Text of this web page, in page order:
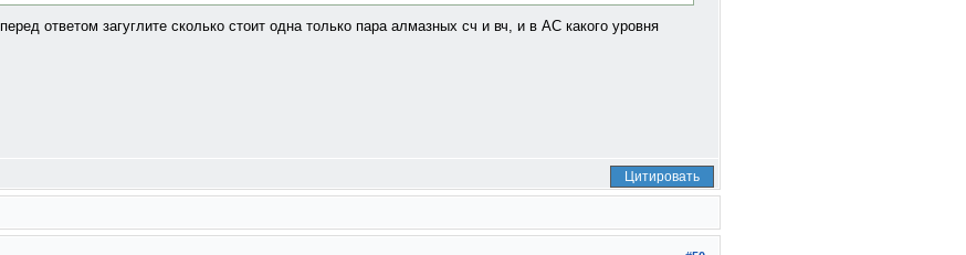
ответом загуглите сколько стоит одна только пара алмазных сч и вч, и в АС какого уровня
Цитировать